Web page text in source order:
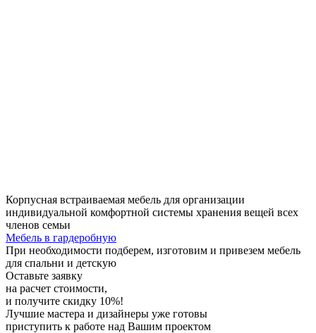
Корпусная встраиваемая мебель для организации
индивидуальной комфортной системы хранения вещей всех
членов семьи
Мебель в гардеробную
При необходимости подберем, изготовим и привезем мебель
для спальни и детскую
Оставьте заявку
на расчет стоимости,
и получите скидку 10%!
Лучшие мастера и дизайнеры уже готовы
приступить к работе над Вашим проектом